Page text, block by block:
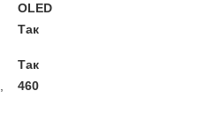
OLED
Так
Так
460